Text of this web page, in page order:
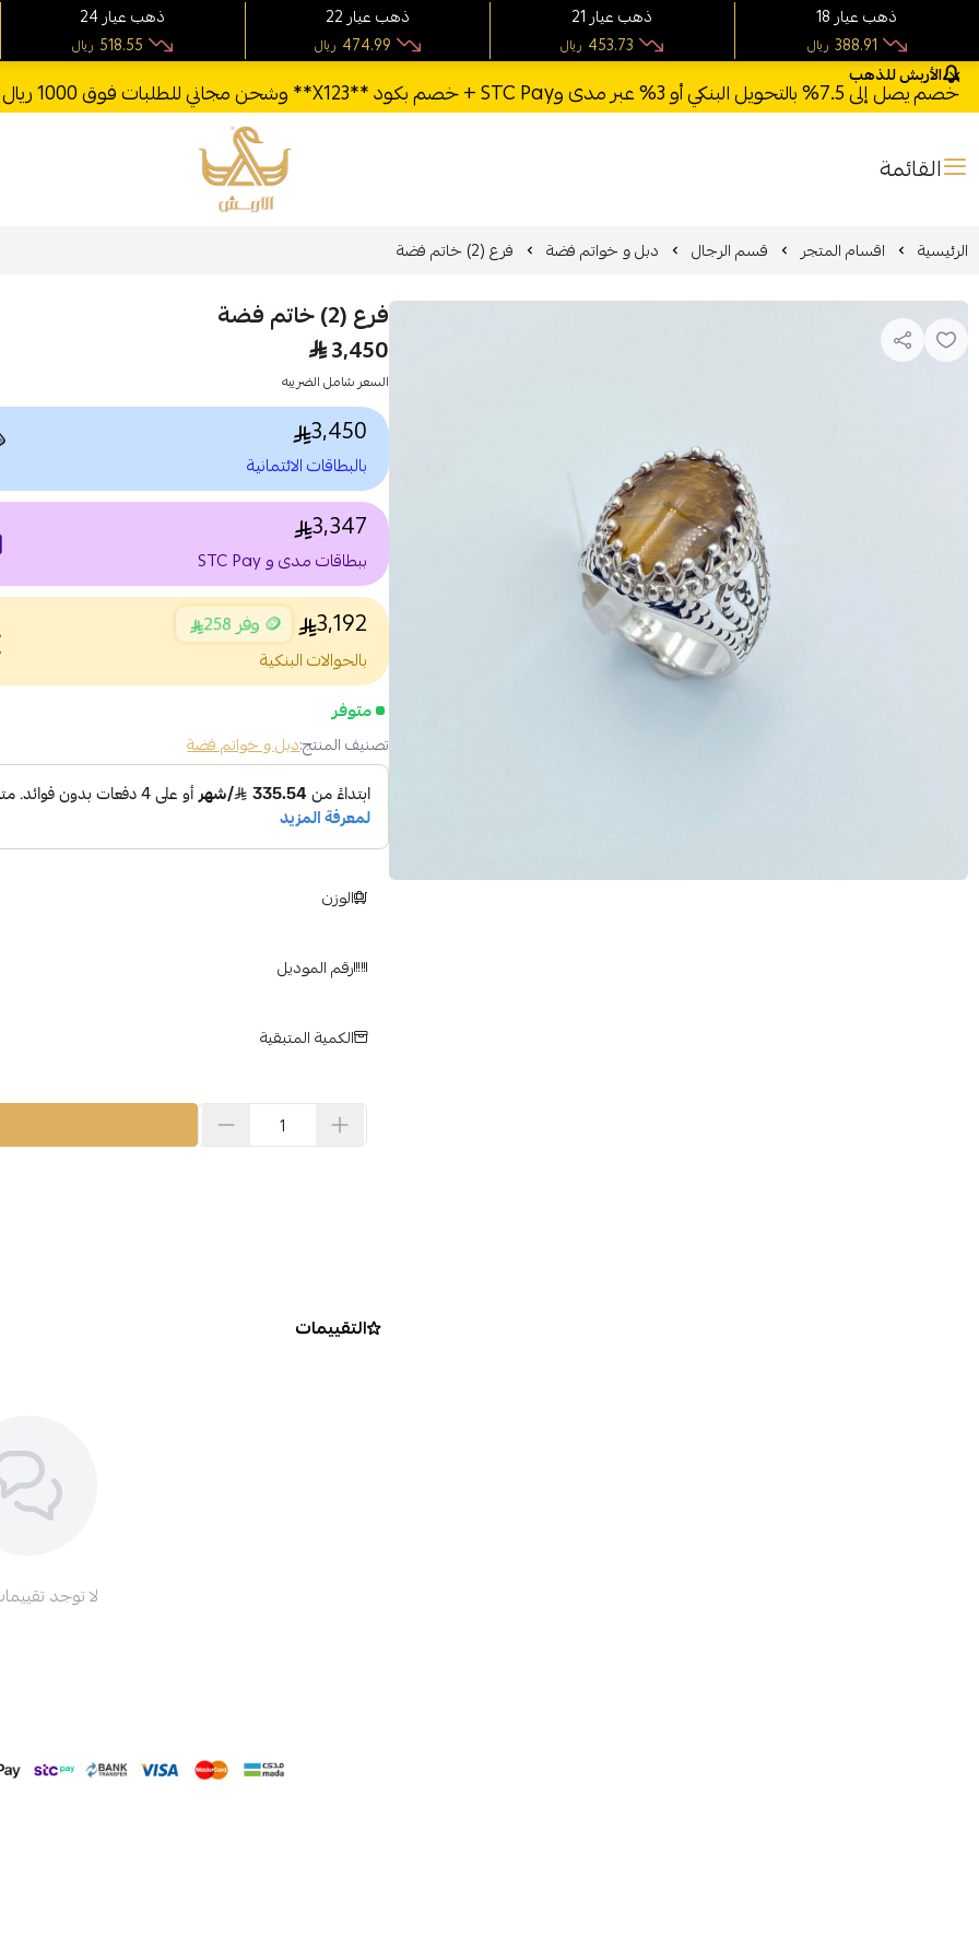
الأربش للذهب
خصم يصل إلى 7.5% بالتحويل البنكي أو 3% عبر مدى وSTC Pay + خصم بكود **X123** وشحن مجاني للطلبات فوق 1000 ريال
القائمة الأربش للذهب
الرئيسية اقسام المتجر قسم الرجال دبل و خواتم فضة فرع (2) خاتم فضة
فرع (2) خاتم فضة
3,450
السعر شامل الضريبه
3,450
بالبطاقات الائتمانية
3,347
ببطاقات مدى و STC Pay
3,192 🪙 وفر 258
بالحوالات البنكية
متوفر
تصنيف المنتج:دبل و خواتم فضة
الوزن
رقم الموديل
الكمية المتبقية
التقييمات
لا توجد
24 ذهب عيار
ريال 518.55
22 ذهب عيار
ريال 474.99
21 ذهب عيار
ريال 453.73
18 ذهب عيار
ريال 388.91